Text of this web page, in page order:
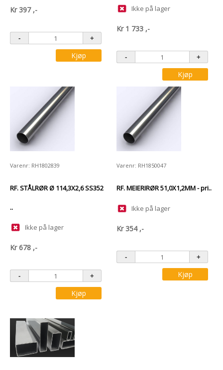
Kr397 ,-
Kjøp
Ikke på lager
Kr 1 733 ,-
Kjøp
Varenr: RH1802839
RF. STÅLRØR Ø 114,3X2,6 SS352
..
Ikke på lager
Kr678 ,-
Kjøp
Varenr: RH1850047
RF. MEIERIRØR 51,0X1,2MM - pri..
Ikke på lager
Kr354 ,-
Kjøp